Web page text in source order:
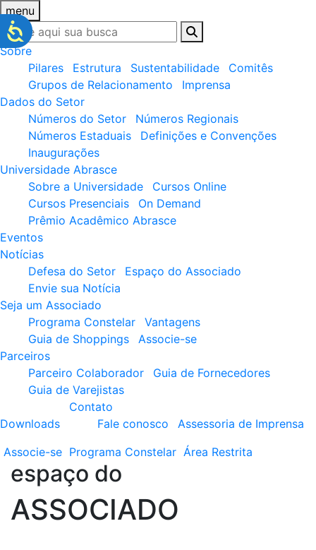
menu
Sobre
Pilares
Estrutura Sustentabilidade
Comitês
Grupos de Relacionamento
Imprensa
Dados do Setor
Números do Setor
Números Regionais
Números Estaduais
Definições e Convenções
Inaugurações
Universidade Abrasce
Sobre a Universidade
Cursos Online
Cursos Presenciais
On Demand
Prêmio Acadêmico Abrasce
Eventos
Notícias
Defesa do Setor
Espaço do Associado
Envie sua Notícia
Seja um Associado
Programa Constelar
Vantagens
Guia de Shoppings
Associe-se
Parceiros
Parceiro Colaborador
Guia de Fornecedores
Guia de Varejistas
Downloads
Contato
Fale conosco
Assessoria de Imprensa
Associe-se Programa Constelar Área Restrita
espaço do
ASSOCIADO